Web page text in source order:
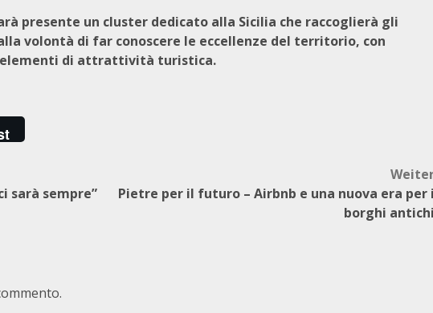
presente un cluster dedicato alla Sicilia che raccoglierà gli
volontà di far conoscere le eccellenze del territorio, con
di attrattività turistica.
sarà sempre”
Pietre per il futuro – Airbnb e una nuova era per
borghi